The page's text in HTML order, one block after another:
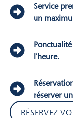
Service
un
l’heure.
réserver
RÉSERVEZ